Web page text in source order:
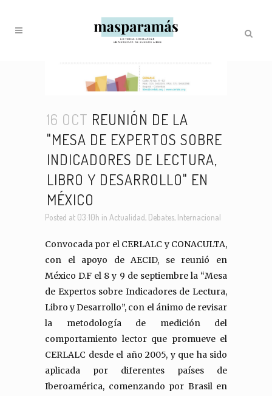
16 OCT REUNIÓN DE LA
"MESA DE EXPERTOS SOBRE
INDICADORES DE LECTURA,
LIBRO Y DESARROLLO" EN
MÉXICO
Posted at 03:10h in Actualidad, Debates, Internacional
Convocada por el CERLALC y CONACULTA,
con el apoyo de AECID, se reunió en
México D.F el 8 y 9 de septiembre la “Mesa
de Expertos sobre Indicadores de Lectura,
Libro y Desarrollo”, con el ánimo de revisar
la metodología de medición del
comportamiento lector que promueve el
CERLALC desde el año 2005, y que ha sido
aplicada por diferentes países de
Iberoamérica, comenzando por Brasil en